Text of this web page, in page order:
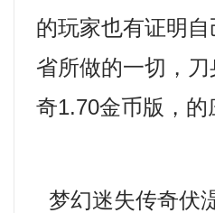
的玩家也有证明
省所做的一切，
奇1.70金币版，
梦幻迷失传奇伏